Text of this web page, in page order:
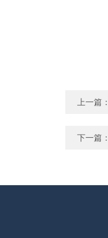
上一篇
下一篇